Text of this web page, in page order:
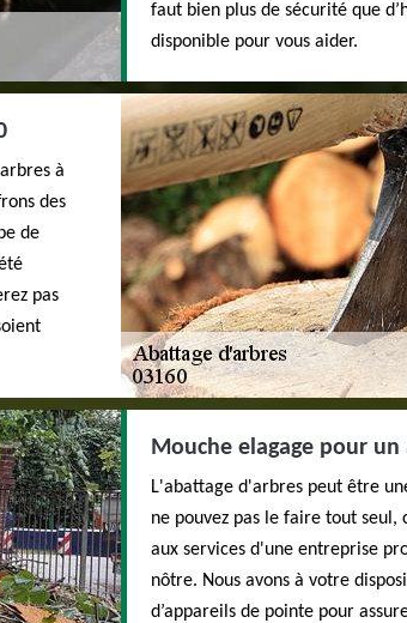
faut bien plus de sécurité que
disponible pour vous aider.
à
des
de
pas
Mouche elagage pour un
L'abattage d'arbres peut être
ne pouvez pas le faire tout seul,
aux services d'une entreprise
nôtre. Nous avons à votre
d’appareils de pointe pour